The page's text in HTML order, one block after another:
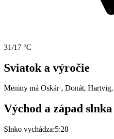
31/17 °C
Sviatok a výročie
Meniny má Oskár , Donát,
Východ a západ slnka
Slnko vychádza:5:28